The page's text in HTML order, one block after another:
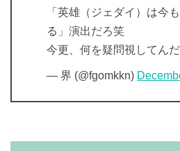
「英雄（ジェダイ）は今
る」演出だろ笑
今更、何を疑問視してん
— 界 (@fgomkkn)